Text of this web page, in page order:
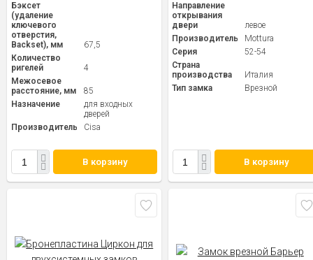
Бэксет
(удаление
ключевого
отверстия,
Backset), мм
67,5
Количество
ригелей
4
Межосевое
расстояние, мм
85
Назначение
для входных
дверей
Производитель
Cisa
В корзину
Направление
открывания
двери
левое
Производитель
Mottura
Серия
52-54
Страна
производства
Италия
Тип замка
Врезной
В корзину